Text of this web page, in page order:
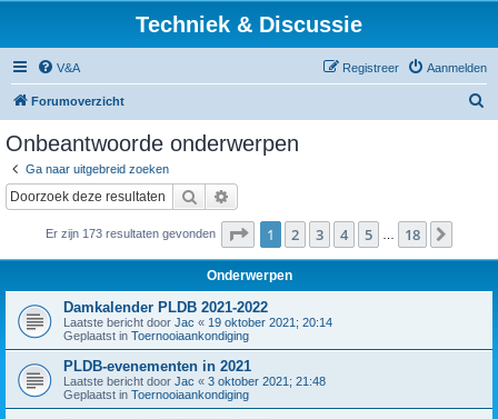
Techniek & Discussie
V&A Aanmelden
Registreer
Forumoverzicht
Onbeantwoorde onderwerpen
Ga naar uitgebreid zoeken
Zoek
Er zijn 173 resultaten gevonden Pagina van 18
1 2 3 4 5 18
Onderwerpen
Damkalender PLDB 2021-2022
Laatste bericht door Jac « 19 oktober 2021; 20:14
Geplaatst in Toernooiaankondiging
PLDB-evenementen in 2021
Laatste bericht door Jac « 3 oktober 2021; 21:48
Geplaatst in Toernooiaankondiging